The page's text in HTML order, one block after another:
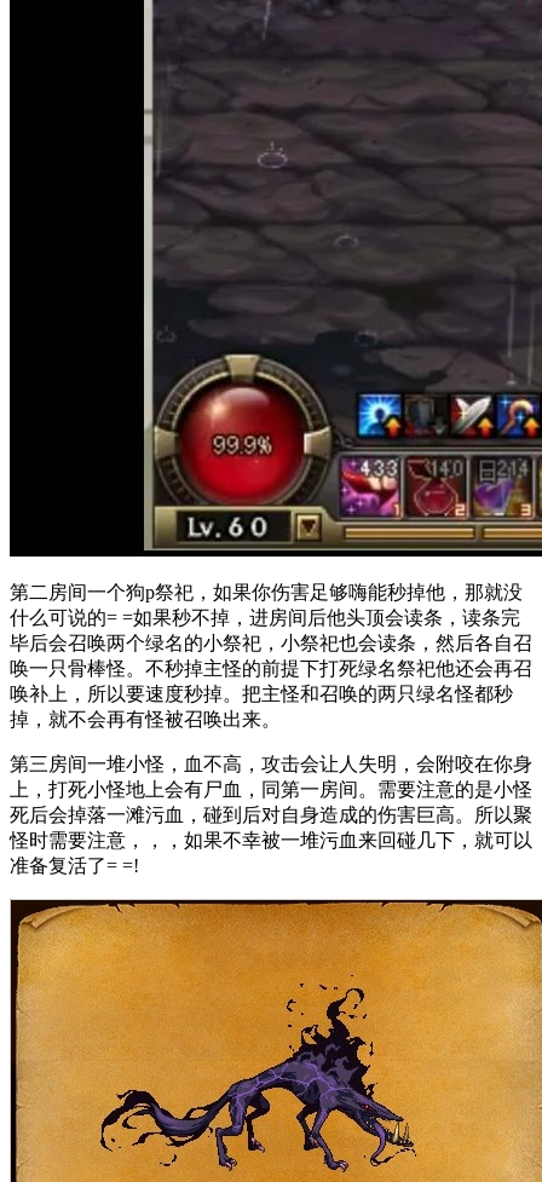
第二房间一个狗p祭祀，如果你伤害足够嗨能秒掉他，那就没
什么可说的= =如果秒不掉，进房间后他头顶会读条，读条完
毕后会召唤两个绿名的小祭祀，小祭祀也会读条，然后各自召
唤一只骨棒怪。不秒掉主怪的前提下打死绿名祭祀他还会再召
唤补上，所以要速度秒掉。把主怪和召唤的两只绿名怪都秒
掉，就不会再有怪被召唤出来。
第三房间一堆小怪，血不高，攻击会让人失明，会附咬在你身
上，打死小怪地上会有尸血，同第一房间。需要注意的是小怪
死后会掉落一滩污血，碰到后对自身造成的伤害巨高。所以聚
怪时需要注意，，，如果不幸被一堆污血来回碰几下，就可以
准备复活了= =!